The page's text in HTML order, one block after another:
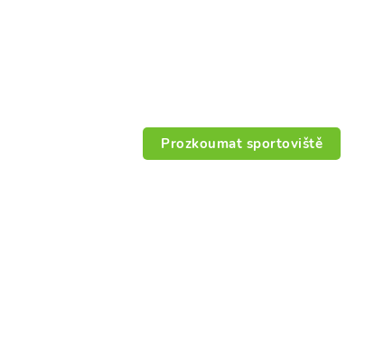
Prozkoumat sportoviště